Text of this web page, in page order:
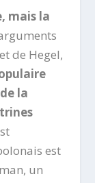
mais la
de Hegel,
la
est
un